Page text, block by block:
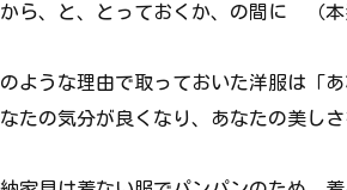
ら、と、とっておくか、の間に （
ような理由で取っておいた洋服は「
たの気分が良くなり、あなたの美し